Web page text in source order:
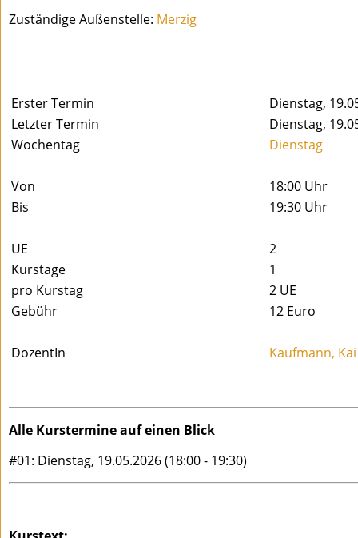
Zuständige Außenstelle: Merzig
Erster Termin
Dienstag,
Letzter Termin
Dienstag,
Wochentag
Dienstag
Von
18:00 Uhr
Bis
19:30 Uhr
UE
2
Kurstage
1
pro Kurstag
2 UE
Gebühr
12 Euro
DozentIn Kaufmann, Kai
Alle Kurstermine auf einen Blick
#01: Dienstag, 19.05.2026 (18:00 - 19:30)